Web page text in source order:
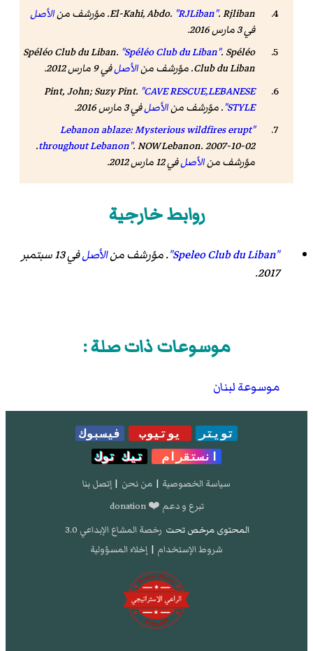
El-Kahi, Abdo. "RJLiban".Rjliban . مؤرشف منالأصل
في 3 مارس 2016
.
Spéléo Club du Liban. "Spéléo Club du Liban". Spéléo
Club du Liban. مؤرشف منالأصلفي 9 مارس 2012
.
Pint, John; Suzy Pint. "CAVE RESCUE,LEBANESE
STYLE" . مؤرشف منالأصلفي 3 مارس 2016
.
"Lebanon ablaze: Mysterious wildfires erupt
throughout Lebanon".NOW Lebanon
. 2007-10-02.
مؤرشف منالأصلفي 12 مارس 2012 .
روابط خارجية
"Speleo Club du Liban" . مؤرشف منالأصل
في 13 سبتمبر
2017
.
موسوعات ذات صلة :
موسوعة لبنان
تويتر يوتيوب
فيسبوك
انستقرام
تيك توك
سياسة الخصوصية | من نحن | إتصل بنا
تبرع و دعم ❤️ donation
المحتوى مرخص تحت رخصة المشاع الإبداعي 3.0
شروط الإستخدام | إخلاء المسؤولية